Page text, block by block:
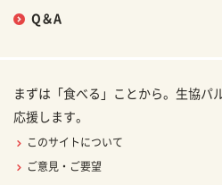
Q＆A
まずは「食べる」ことから。生協パ
応援します。
このサイトについて
ご意見・ご要望